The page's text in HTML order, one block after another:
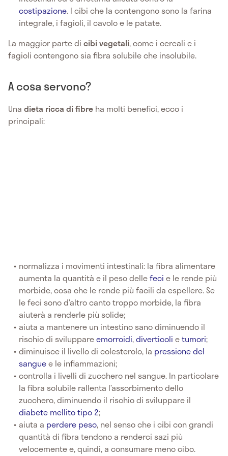
costipazione. I cibi che la contengono sono la farina
integrale, i fagioli, il cavolo e le patate.
La maggior parte di cibivegetali, come i cereali e i
fagioli contengono sia fibra solubile che insolubile.
A cosa servono?
Una dieta ricca di fibre ha molti benefici, ecco i
principali:
normalizza i movimenti intestinali: la fibra alimentare
aumenta la quantità e il peso dellefecie le rende più
morbide, cosa che le rende più facili da espellere. Se
le feci sono d’altro canto troppo morbide, la fibra
aiuterà a renderle più solide;
aiuta a mantenere un intestino sano diminuendo il
rischio di sviluppareemorroidi,diverticoli etumori;
diminuisce il livello di colesterolo, la pressione del
sanguee le infiammazioni;
controlla i livelli di zucchero nel sangue. In particolare
la fibra solubile rallenta l’assorbimento dello
zucchero, diminuendo il rischio di sviluppare il
diabete mellito tipo 2;
aiuta a perdere peso, nel senso che i cibi con grandi
quantità di fibra tendono a renderci sazi più
velocemente e, quindi, a consumare meno cibo.